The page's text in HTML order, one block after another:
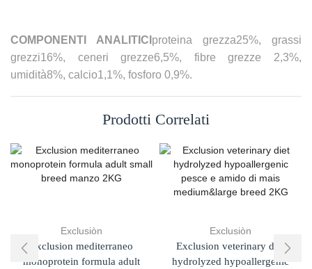
COMPONENTI ANALITICI proteina grezza25%, grassi
grezzi16%, ceneri grezze6,5%, fibre grezze 2,3%,
umidità8%, calcio1,1%, fosforo 0,9%.
Prodotti Correlati
Exclusiòn
Exclusion mediterraneo
monoprotein formula adult
Exclusiòn
Exclusion veterinary diet
hydrolyzed hypoallergenic